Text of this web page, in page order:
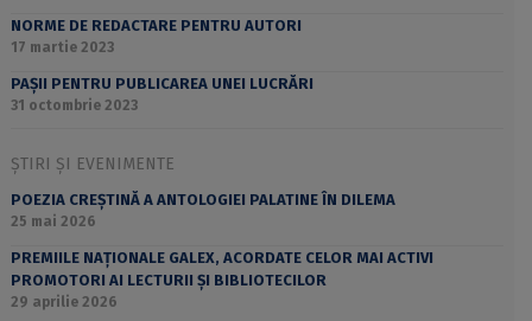
NORME DE REDACTARE PENTRU AUTORI
17 martie 2023
PAȘII PENTRU PUBLICAREA UNEI LUCRĂRI
31 octombrie 2023
ȘTIRI ȘI EVENIMENTE
POEZIA CREȘTINĂ A ANTOLOGIEI PALATINE ÎN DILEMA
25 mai 2026
PREMIILE NAȚIONALE GALEX, ACORDATE CELOR MAI ACTIVI
PROMOTORI AI LECTURII ȘI BIBLIOTECILOR
29 aprilie 2026